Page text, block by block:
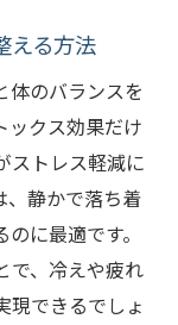
える方法
体のバランスを
ックス効果だけ
ストレス軽減に
、静かで落ち着
に最適です。
で、冷えや疲れ
現できるでしょ